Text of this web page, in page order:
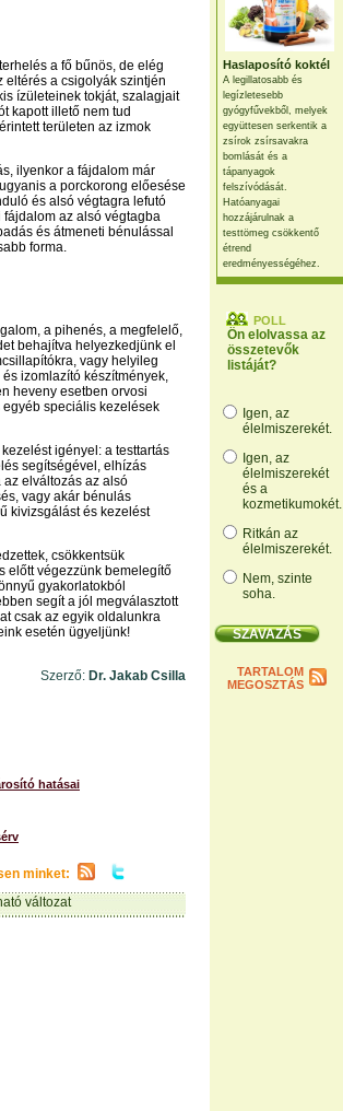
Haslaposító koktél
A legillatosabb és
legízletesebb
gyógyfűvekből, melyek
együttesen serkentik a
zsírok zsírsavakra
bomlását és a
tápanyagok
felszívódását.
Hatóanyagai
hozzájárulnak a
testtömeg csökkentő
étrend
eredményességéhez.
POLL
Ön elolvassa az
összetevők
listáját?
Igen, az
élelmiszerekét.
Igen, az
élelmiszerekét
és a
kozmetikumokét.
Ritkán az
élelmiszerekét.
Nem, szinte
soha.
TARTALOM
MEGOSZTÁS
a fő bűnös, de elég
eltérés a csigolyák szintjén
ízületeinek tokját, szalagjait
kapott illető nem tud
területen az izmok
ilyenkor a fájdalom már
a porckorong előesése
és alsó végtagra lefutó
az alsó végtagba
és átmeneti bénulással
forma.
a pihenés, a megfelelő,
behajítva helyezkedjünk el
vagy helyileg
izomlazító készítmények,
heveny esetben orvosi
speciális kezelések
igényel: a testtartás
segítségével, elhízás
az elváltozás az alsó
vagy akár bénulás
kivizsgálást és kezelést
csökkentsük
előtt végezzünk bemelegítő
gyakorlatokból
segít a jól megválasztott
csak az egyik oldalunkra
esetén ügyeljünk!
Szerző: Dr. Jakab Csilla
hatásai
minket:
változat